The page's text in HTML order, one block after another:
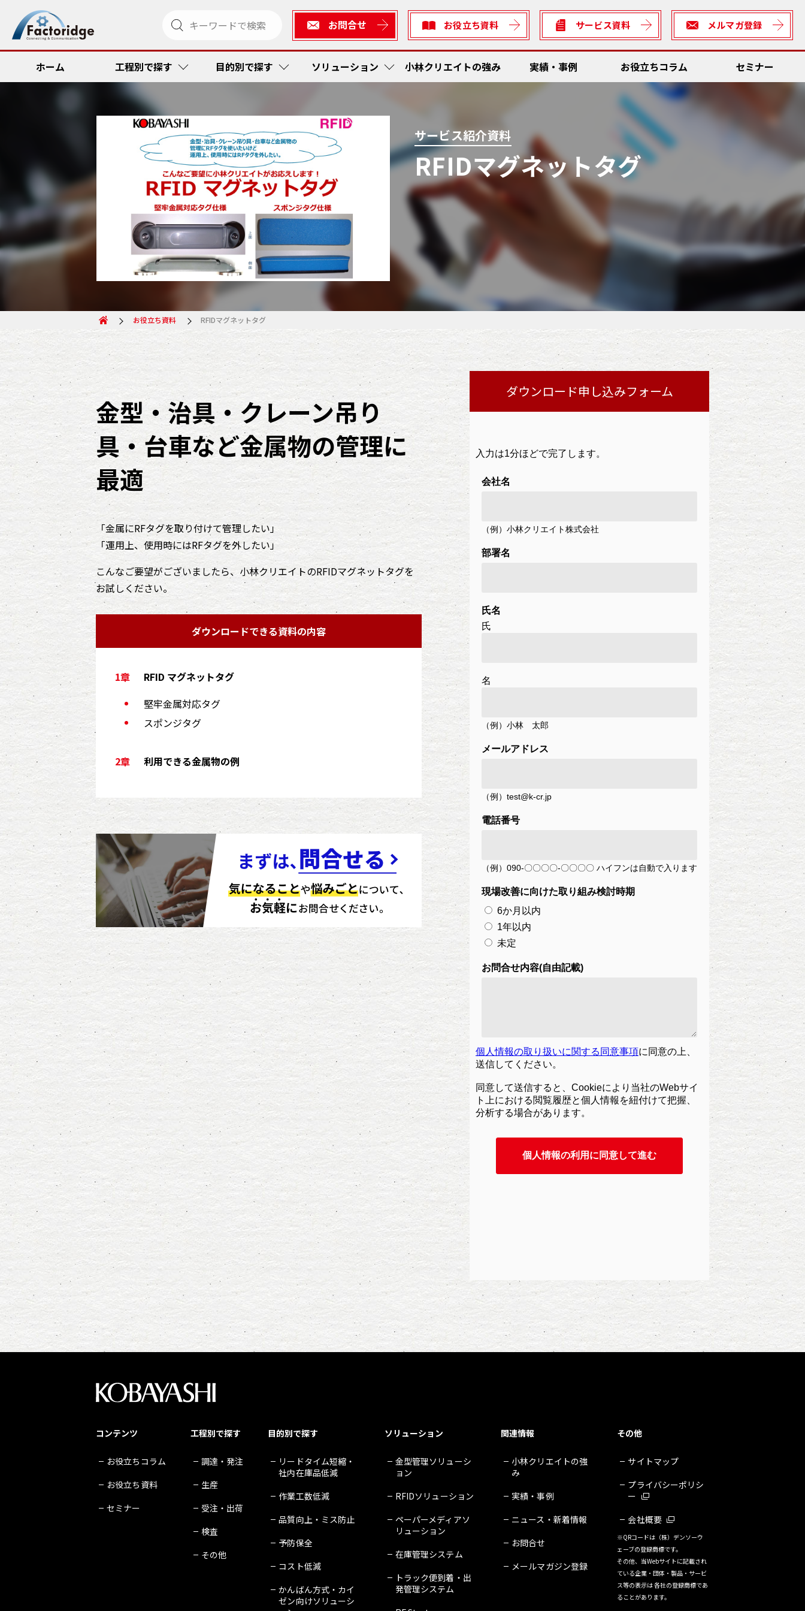
お問合せ お役立ち資料 サービス資料 メルマガ登録
ホーム 工程別で探す
生産
受注・出荷 検査
その他
目的別で探す
リードタイム短縮・社内在庫品低減 作業工数低減
品質向上・ミス防止 予防保全
コスト低減 かんばん方式・カイゼン向けソリューション
トレーサビリティ 工程内の車両との連携・輸送資材管理
ソリューション
RFIDソリューション
ペーパーメディアソリューション 在庫管理システム
トラック便到着・出発管理システム
小林クリエイトの強み 実績・事例 お役立ちコラム
かんばん方式・カイゼン
コスト低減 トレーサビリティ
リードタイム短縮 作業工数低減
品質向上 現場改善ネタ・アイデア
セミナー
サービス紹介資料
RFIDマグネットタグ
お役立ち資料 RFIDマグネットタグ
金型・治具・クレーン吊り
具・台車など金属物の管理に
最適
「金属にRFタグを取り付けて管理したい」
「運用上、使用時にはRFタグを外したい」
こんなご要望がございましたら、小林クリエイトのRFIDマグネットタグを
お試しください。
ダウンロードできる資料の内容
RFID マグネットタグ
堅牢金属対応タグ
スポンジタグ
利用できる金属物の例
ダウンロード申し込みフォーム
コンテンツ
お役立ちコラム
お役立ち資料
セミナー
工程別で探す
調達・発注
生産
受注・出荷
検査
その他
目的別で探す
リードタイム短縮・
社内在庫品低減
作業工数低減
品質向上・ミス防止
予防保全
コスト低減
かんばん方式・カイ
ゼン向けソリューシ
ソリューション
金型管理ソリューシ
ョン
RFIDソリューション
ペーパーメディアソ
リューション
在庫管理システム
トラック便到着・出
発管理システム
関連情報
小林クリエイトの強
み
実績・事例
ニュース・新着情報
お問合せ
メールマガジン登録
その他
サイトマップ
プライバシーポリシ
ー
会社概要
※QRコードは（株）デンソーウ
ェーブの登録商標です。
その他、当Webサイトに記載され
ている企業・団体・製品・サービ
ス等の表示は 各社の登録商標であ
ることがあります。